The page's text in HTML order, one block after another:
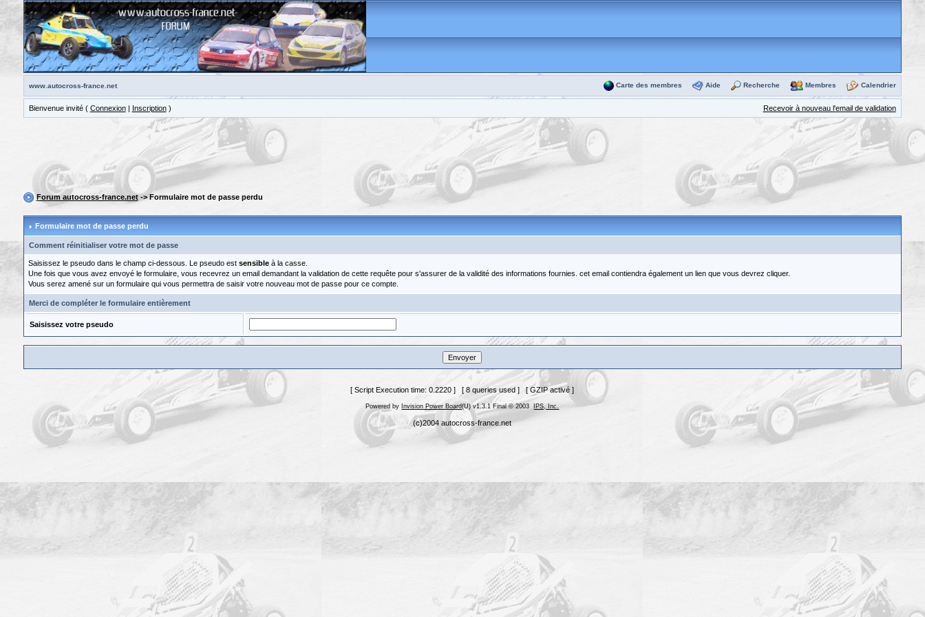
www.autocross-france.net Carte des membres Aide Recherche Membres Calendrier
Bienvenue invité ( Connexion| Inscription) Recevoir à nouveau l'email de validation
Forum autocross-france.net-> Formulaire mot de passe perdu
Formulaire mot de passe perdu
Comment réinitialiser votre mot de passe
Saisissez le pseudo dans le champ ci-dessous. Le pseudo est sensibleà la casse.
Une fois que vous avez envoyé le formulaire, vous recevrez un email demandant la validation de cette requête pour s'assurer de la validité des informations fournies. cet email contiendra également un lien que vous devrez cliquer.
Vous serez amené sur un formulaire qui vous permettra de saisir votre nouveau mot de passe pour ce compte.
Merci de compléter le formulaire entièrement
Saisissez votre pseudo
[ Script Execution time: 0.2220 ] [ 8 queries used ] [ GZIP activé ]
Powered by Invision Power Board(U) v1.3.1 Final © 2003 IPS, Inc.
(c)2004 autocross-france.net